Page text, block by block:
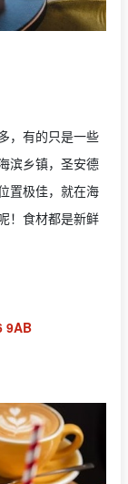
，有的只是一些
滨乡镇，圣安德
置极佳，就在海
！食材都是新鲜
9AB